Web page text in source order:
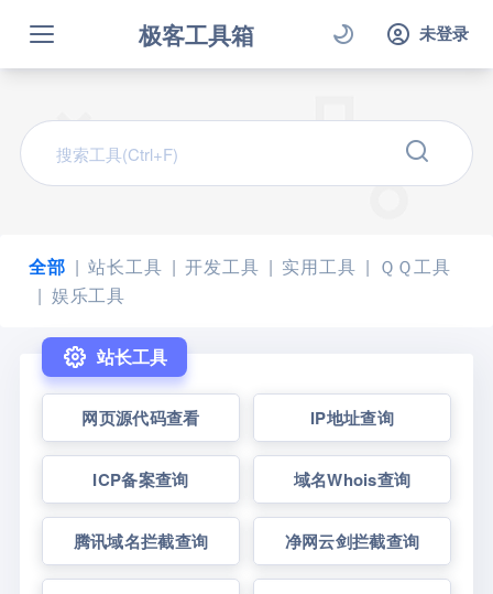
极客工具箱 未登录
全部 站长工具 开发工具 实用工具
ＱＱ工具
娱乐工具
站长工具
网页源代码查看 IP地址查询
ICP备案查询 域名Whois查询
腾讯域名拦截查询 净网云剑拦截查询